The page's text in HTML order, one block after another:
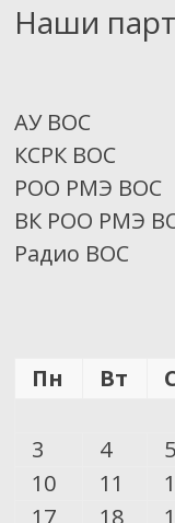
Наши
АУ ВОС
КСРК ВОС
РОО РМЭ ВОС
ВК РОО РМЭ
Радио ВОС
Пн
Вт
3
4 5
10
11